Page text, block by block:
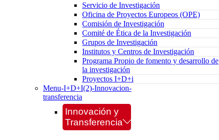
Servicio de Investigación
Oficina de Proyectos Europeos (OPE)
Comisión de Investigación
Comité de Ética de la Investigación
Grupos de Investigación
Institutos y Centros de Investigación
Programa Propio de fomento y desarrollo de
la investigación
Proyectos I+D+i
Menu-I+D+I(2)-Innovacion-
transferencia
Innovación y
Transferencia